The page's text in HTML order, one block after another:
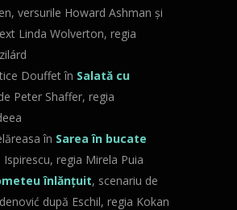
versurile Howard Ashman și
Linda Wolverton, regia
Douffet în Salată cu
Peter Shaffer, regia
în Sarea în bucate
Ispirescu, regia Mirela Puia
înlănțuit, scenariu de
după Eschil, regia Kokan